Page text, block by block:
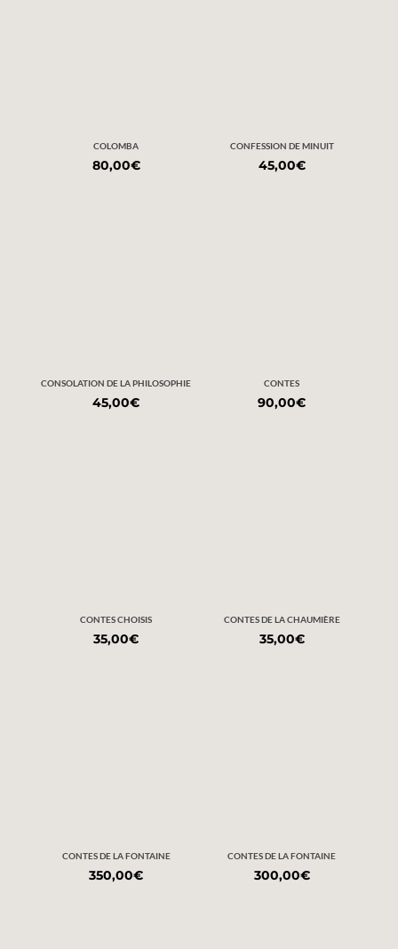
COLOMBA
80,00€
CONFESSION DE MINUIT
45,00€
CONSOLATION DE LA PHILOSOPHIE
45,00€
CONTES
90,00€
CONTES CHOISIS
35,00€
CONTES DE LA CHAUMIÈRE
35,00€
CONTES DE LA FONTAINE
350,00€
CONTES DE LA FONTAINE
300,00€